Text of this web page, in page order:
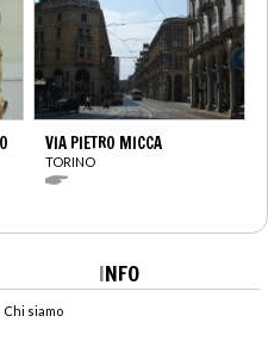
VIA PIETRO MICCA
TORINO
INFO
Chi siamo